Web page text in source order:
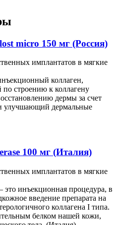
micro 150 мг (Россия)
имплантатов в мягкие
коллаген,
строению к коллагену
дермы за счет
улучшающий дермальные
100 мг (Италия)
имплантатов в мягкие
инъекционная процедура, в
введение препарата на
коллагена I типа.
белком нашей кожи,